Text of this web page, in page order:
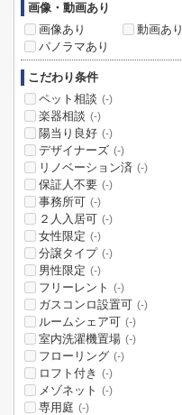
画像・動画あり
画像あり
動画あり
パノラマあり
こだわり条件
ペット相談 (-)
楽器相談 (-)
陽当り良好 (-)
デザイナーズ (-)
リノベーション済 (-)
保証人不要 (-)
事務所可 (-)
２人入居可 (-)
女性限定 (-)
分譲タイプ (-)
男性限定 (-)
フリーレント (-)
ガスコンロ設置可 (-)
ルームシェア可 (-)
室内洗濯機置場 (-)
フローリング (-)
ロフト付き (-)
メゾネット (-)
専用庭 (-)